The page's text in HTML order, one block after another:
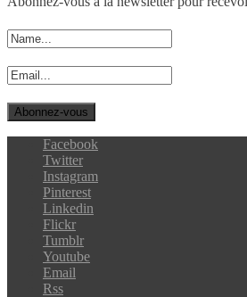
Facebook
Twitter
Instagram
Pinterest
Linkedin
Flickr
Tumblr
Youtube
Email
Rss